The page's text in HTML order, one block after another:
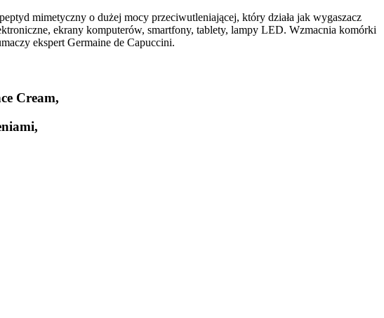
mimetyczny o dużej mocy przeciwutleniającej, który działa jak wygaszacz
ekrany komputerów, smartfony, tablety, lampy LED. Wzmacnia komórki
ekspert Germaine de Capuccini.
Cream,